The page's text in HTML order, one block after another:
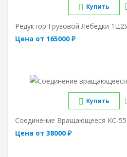
Купить
Редуктор Грузовой Лебедки
Цена от 165000 ₽
Купить
Соединение Вращающееся КС-
Цена от 38000 ₽